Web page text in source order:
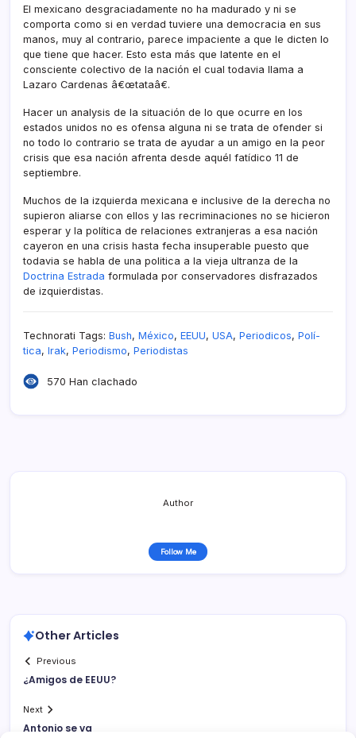
El mexicano desgraciadamente no ha madurado y ni se
comporta como si en verdad tuviere una democracia en sus
manos, muy al contrario, parece impaciente a que le dicten lo
que tiene que hacer. Esto esta más que latente en el
consciente colectivo de la nación el cual todavia llama a
Lazaro Cardenas â€œtataâ€.
Hacer un analysis de la situación de lo que ocurre en los
estados unidos no es ofensa alguna ni se trata de ofender si
no todo lo contrario se trata de ayudar a un amigo en la peor
crisis que esa nación afrenta desde aquél fatí­dico 11 de
septiembre.
Muchos de la izquierda mexicana e inclusive de la derecha no
supieron aliarse con ellos y las recriminaciones no se hicieron
esperar y la polí­tica de relaciones extranjeras a esa nación
cayeron en una crisis hasta fecha insuperable puesto que
todavia se habla de una politica a la vieja ultranza de la
Doctrina Estrada formulada por conservadores disfrazados
de izquierdistas.
Technorati Tags: Bush, México, EEUU, USA, Periodicos, Polí­
tica, Irak, Periodismo, Periodistas
570 Han clachado
Author
Follow Me
Other Articles
Previous
¿Amigos de EEUU?
Next
Antonio se va